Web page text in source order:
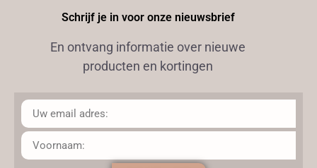
Schrijf je in voor onze nieuwsbrief
En ontvang informatie over nieuwe
producten en kortingen